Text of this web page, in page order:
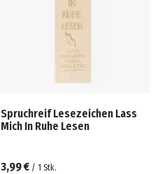
Spruchreif Lesezeichen Lass
Mich In Ruhe Lesen
3,99 € / 1 Stk.